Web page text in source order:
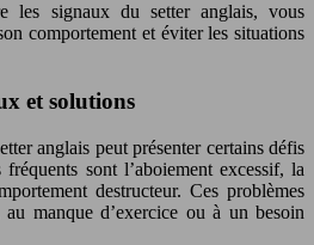
les signaux du setter anglais, vous
comportement et éviter les situations
et solutions
anglais peut présenter certains défis
sont l’aboiement excessif, la
destructeur. Ces problèmes
manque d’exercice ou à un besoin